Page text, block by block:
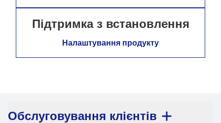
Підтримка з встановлення
Налаштування продукту
Обслуговування клієнтів